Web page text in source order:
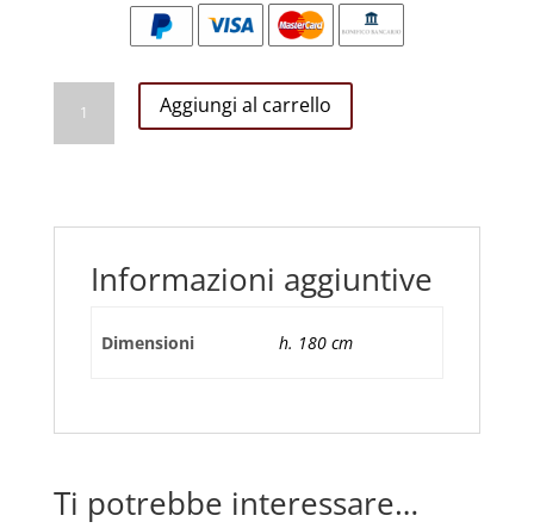
cm
Aggiungi al carrello
Informazioni aggiuntive
Dimensioni h. 180 cm
Ti potrebbe interessare…